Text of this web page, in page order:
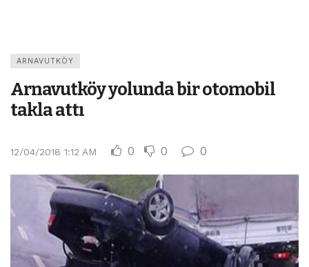
ARNAVUTKÖY
Arnavutköy yolunda bir otomobil
takla attı
12/04/2018 1:12 AM 0 0 0